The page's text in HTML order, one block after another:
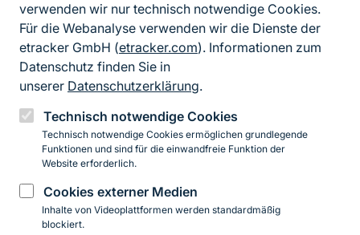
verwenden wir nur technisch notwendige Cookies.
Für die Webanalyse verwenden wir die Dienste der
etracker GmbH (etracker.com). Informationen zum
Datenschutz finden Sie in
unserer Datenschutzerklärung.
Technisch notwendige Cookies
Technisch notwendige Cookies ermöglichen grundlegende
Funktionen und sind für die einwandfreie Funktion der
Website erforderlich.
Cookies externer Medien
Inhalte von Videoplattformen werden standardmäßig
blockiert.
FußzeileKontakt zum BfN
Kontaktformular
Erklärung zur Barrierefreiheit
Impressum
Datenschutz
InstagramFacebookYouTubeLinkedIn